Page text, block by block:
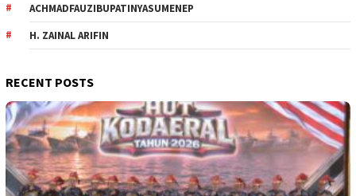
ACHMADFAUZIBUPATINYASUMENEP
H. ZAINAL ARIFIN
RECENT POSTS